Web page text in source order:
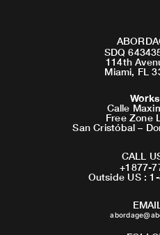
SDQ
114th
Miami, FL
Calle
Free Zone
San Cristóbal –
CALL
+1877-
Outside US :